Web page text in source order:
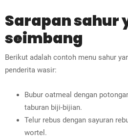
Sarapan sahur
seimbang
Berikut adalah contoh menu sahur
penderita wasir:
Bubur oatmeal dengan
taburan biji-bijian.
Telur rebus dengan sayuran
wortel.